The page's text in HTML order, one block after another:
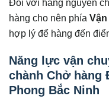
Đối với hàng nguyên
hàng cho nên phía Vận
hợp lý để hàng đến
Năng lực vận
chành Chở hàng
Phong Bắc Ninh